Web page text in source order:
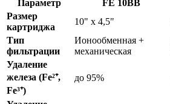
Параметр FE 10BB
Размер
картриджа
10" x 4,5"
Тип
фильтрации
Ионообменная +
механическая
Удаление
железа (Fe²⁺,
Fe³⁺)
до 95%